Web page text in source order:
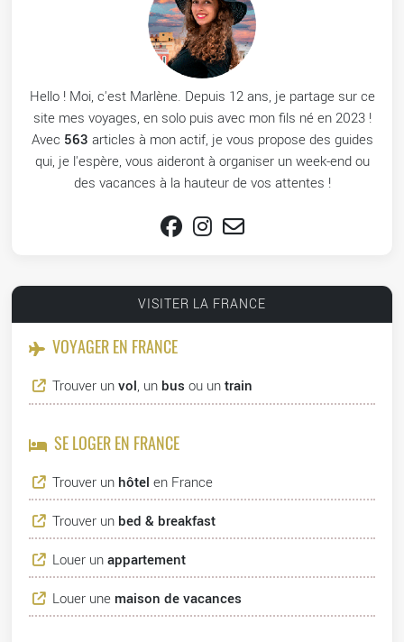
Hello ! Moi, c'est Marlène. Depuis 12 ans, je partage sur ce
site mes voyages, en solo puis avec mon fils né en 2023 !
Avec 563 articles à mon actif, je vous propose des guides
qui, je l'espère, vous aideront à organiser un week-end ou
des vacances à la hauteur de vos attentes !
VISITER LA FRANCE
VOYAGER EN FRANCE
Trouver unvol, un bus ou untrain
SE LOGER EN FRANCE
Trouver un hôtel en France
Trouver un bed & breakfast
Louer unappartement
Louer une maison de vacances